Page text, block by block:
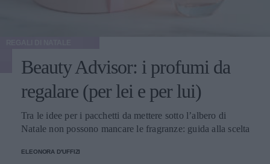
Beauty Advisor: i profumi da
regalare (per lei e per lui)
Tra le idee per i pacchetti da mettere sotto l’albero di
Natale non possono mancare le fragranze: guida alla scelta
ELEONORA D'UFFIZI